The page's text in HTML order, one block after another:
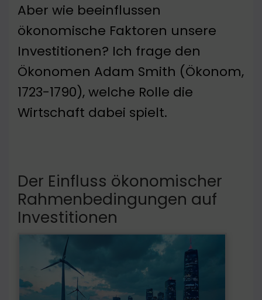
Aber wie beeinflussen
ökonomische Faktoren unsere
Investitionen? Ich frage den
Ökonomen Adam Smith (Ökonom,
1723-1790), welche Rolle die
Wirtschaft dabei spielt.
Der Einfluss ökonomischer
Rahmenbedingungen auf
Investitionen